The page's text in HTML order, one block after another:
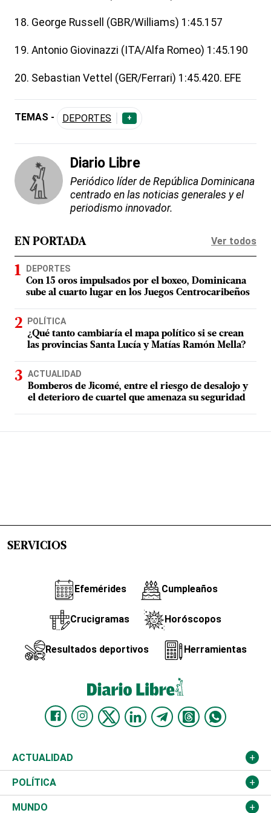
18. George Russell (GBR/Williams) 1:45.157
19. Antonio Giovinazzi (ITA/Alfa Romeo) 1:45.190
20. Sebastian Vettel (GER/Ferrari) 1:45.420. EFE
TEMAS - DEPORTES +
Diario Libre
Periódico líder de República Dominicana
centrado en las noticias generales y el
periodismo innovador.
EN PORTADA Ver todos
DEPORTES
Con 15 oros impulsados por el boxeo, Dominicana
sube al cuarto lugar en los Juegos Centrocaribeños
POLÍTICA
¿Qué tanto cambiaría el mapa político si se crean
las provincias Santa Lucía y Matías Ramón Mella?
ACTUALIDAD
Bomberos de Jicomé, entre el riesgo de desalojo y
el deterioro de cuartel que amenaza su seguridad
SERVICIOS
Efemérides Cumpleaños
Crucigramas Horóscopos
Resultados deportivos Herramientas
ACTUALIDAD
Nacional
Ciudad
POLÍTICA
Partidos
MUNDO